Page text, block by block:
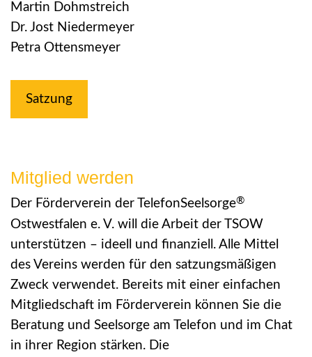
Martin Dohmstreich
Dr. Jost Niedermeyer
Petra Ottensmeyer
Satzung
Mitglied werden
Der Förderverein der TelefonSeelsorge®
Ostwestfalen e. V. will die Arbeit der TSOW
unterstützen – ideell und finanziell. Alle Mittel
des Vereins werden für den satzungsmäßigen
Zweck verwendet. Bereits mit einer einfachen
Mitgliedschaft im Förderverein können Sie die
Beratung und Seelsorge am Telefon und im Chat
in ihrer Region stärken. Die